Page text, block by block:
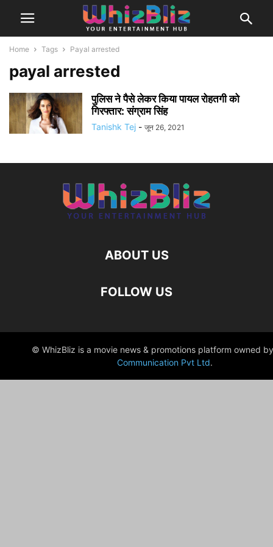
Home Tags Payal arrested
payal arrested
पुलिस ने पैसे लेकर किया पायल रोहतगी को
गिरफ्तार: संग्राम सिंह
Tanishk Tej - जून 26, 2021
ABOUT US
FOLLOW US
© WhizBliz is a movie news & promotions platform owned by
Communication Pvt Ltd.